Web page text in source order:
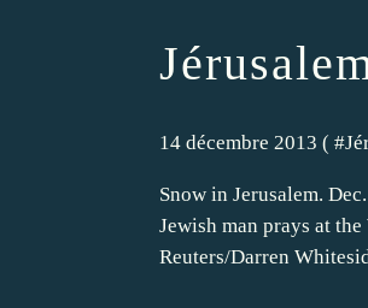
14 décembre 2013 ( #
Snow in Jerusalem.
Jewish man prays at
Reuters/Darren